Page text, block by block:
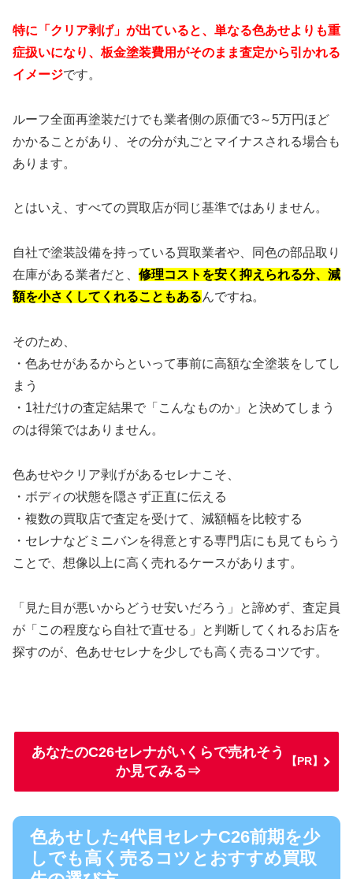
特に「クリア剥げ」が出ていると、単なる色あせよりも重
症扱いになり、板金塗装費用がそのまま査定から引かれる
イメージです。
ルーフ全面再塗装だけでも業者側の原価で3～5万円ほど
かかることがあり、その分が丸ごとマイナスされる場合も
あります。
とはいえ、すべての買取店が同じ基準ではありません。
自社で塗装設備を持っている買取業者や、同色の部品取り
在庫がある業者だと、 修理コストを安く抑えられる分、減
額を小さくしてくれることもあるんですね。
そのため、
・色あせがあるからといって事前に高額な全塗装をしてし
まう
・1社だけの査定結果で「こんなものか」と決めてしまう
のは得策ではありません。
色あせやクリア剥げがあるセレナこそ、
・ボディの状態を隠さず正直に伝える
・複数の買取店で査定を受けて、減額幅を比較する
・セレナなどミニバンを得意とする専門店にも見てもらう
ことで、想像以上に高く売れるケースがあります。
「見た目が悪いからどうせ安いだろう」と諦めず、査定員
が「この程度なら自社で直せる」と判断してくれるお店を
探すのが、色あせセレナを少しでも高く売るコツです。
あなたのC26セレナがいくらで売れそう
か見てみる⇒
【PR】
色あせした4代目セレナC26前期を少
しでも高く売るコツとおすすめ買取